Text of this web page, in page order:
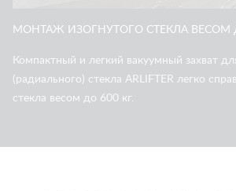
МОНТАЖ ИЗОГНУТОГО СТЕКЛА ВЕСОМ
Компактный и легкий вакуумный захват
(радиального) стекла ARLIFTER легко
стекла весом до 600 кг.